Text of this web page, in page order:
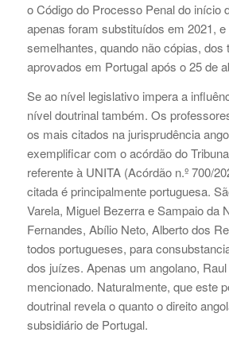
o Código do Processo Penal do início
apenas foram substituídos em 2021,
semelhantes, quando não cópias, dos
aprovados em Portugal após o 25 de
Se ao nível legislativo impera a
nível doutrinal também. Os
os mais citados na jurisprudência
exemplificar com o acórdão do
referente à UNITA (Acórdão n.º 700/
citada é principalmente portuguesa.
Varela, Miguel Bezerra e Sampaio da
Fernandes, Abílio Neto, Alberto dos
todos portugueses, para
dos juízes. Apenas um angolano,
mencionado. Naturalmente, que este
doutrinal revela o quanto o direito
subsidiário de Portugal.